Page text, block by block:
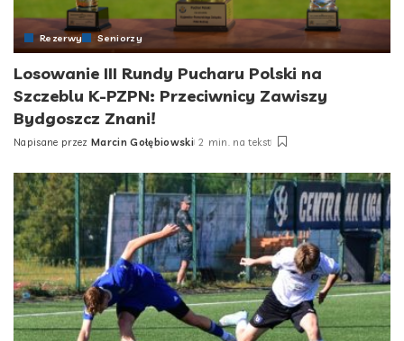
Rezerwy Seniorzy
Losowanie III Rundy Pucharu Polski na
Szczeblu K-PZPN: Przeciwnicy Zawiszy
Bydgoszcz Znani!
Posted
Napisane przez Marcin Gołębiowski 2 min. na tekst